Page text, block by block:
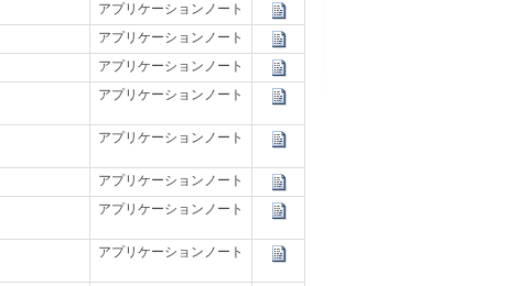
アプリケーションノート
アプリケーションノート
アプリケーションノート
アプリケーションノート
アプリケーションノート
アプリケーションノート
アプリケーションノート
アプリケーションノート